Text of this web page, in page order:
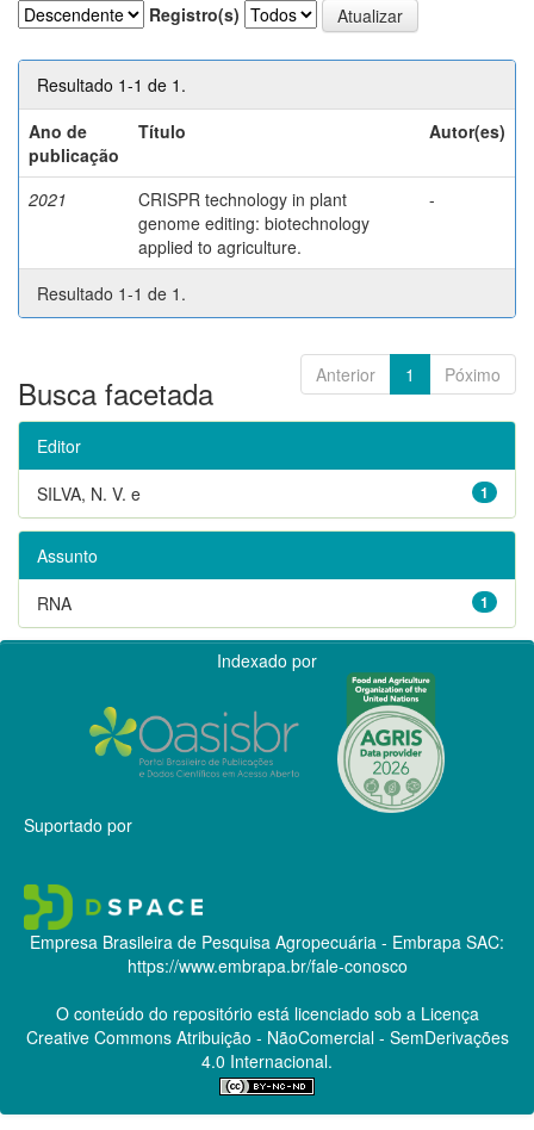
Registro(s)
Resultado 1-1 de 1.
Ano de
publicação
Título Autor(es)
2021
CRISPR technology in plant
genome editing: biotechnology
applied to agriculture.
-
Resultado 1-1 de 1.
Anterior 1 Póximo
Busca facetada
Editor
1
SILVA, N. V. e
Assunto
1
RNA
Indexado por
Suportado por
Empresa Brasileira de Pesquisa Agropecuária - Embrapa SAC:
https://www.embrapa.br/fale-conosco
O conteúdo do repositório está licenciado sob a Licença
Creative CommonsAtribuição - NãoComercial - SemDerivações
4.0 Internacional.